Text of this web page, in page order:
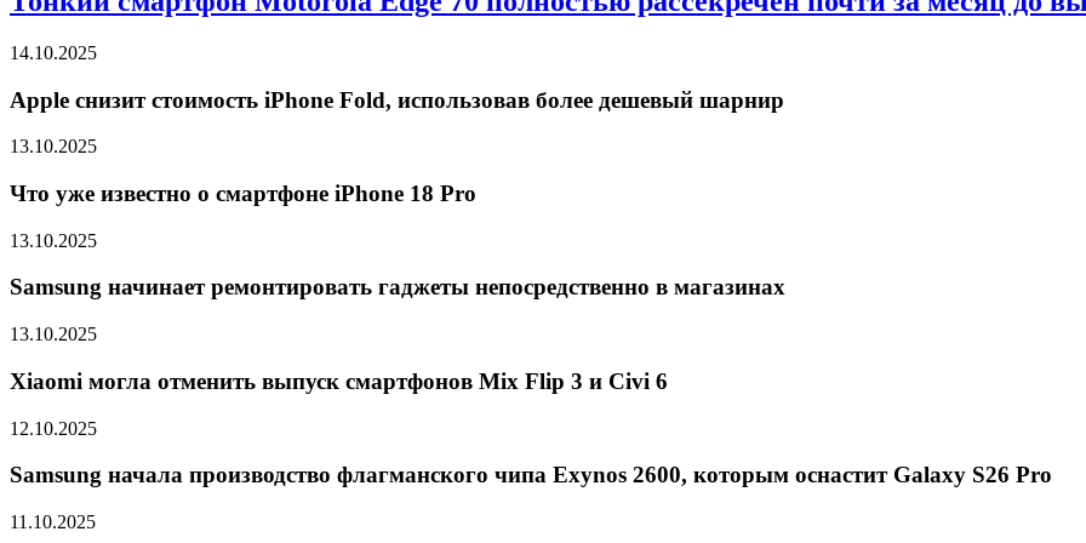
14.10.2025
Apple снизит стоимость iPhone Fold, использовав более дешевый шарнир
13.10.2025
Что уже известно о смартфоне iPhone 18 Pro
13.10.2025
Samsung начинает ремонтировать гаджеты непосредственно в магазинах
13.10.2025
Xiaomi могла отменить выпуск смартфонов Mix Flip 3 и Civi 6
12.10.2025
Samsung начала производство флагманского чипа Exynos 2600, которым оснастит Galaxy S26 Pro
11.10.2025